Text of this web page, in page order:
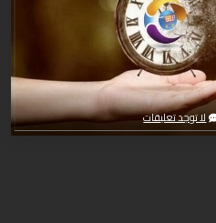
لا توجد تعليقات